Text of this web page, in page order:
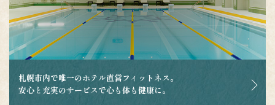
札幌市内で唯一のホテル直営フィットネス。
安心と充実のサービスで心も体も健康に。